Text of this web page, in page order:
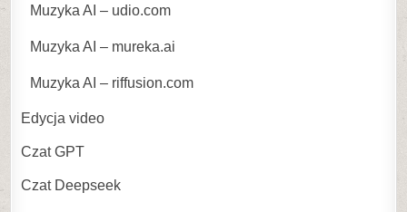
Muzyka AI – udio.com
Muzyka AI – mureka.ai
Muzyka AI – riffusion.com
Edycja video
Czat GPT
Czat Deepseek